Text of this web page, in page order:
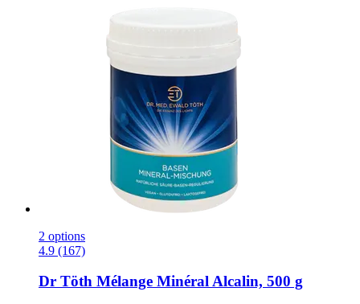
2 options
4.9 (167)
Dr Töth Mélange Minéral Alcalin, 500 g